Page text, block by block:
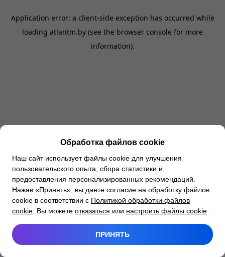
Application error: a client-side exception has occurred while
loading atlantm.by (see the browser console for more
information).
Обработка файлов cookie
Наш сайт использует файлы cookie для улучшения
пользовательского опыта, сбора статистики и
предоставления персонализированных рекомендаций.
Нажав «Принять», вы даете согласие на обработку файлов
cookie в соответствии с Политикой обработки файлов
cookie . Вы можете отказаться или настроить файлы cookie
ПРИНЯТЬ